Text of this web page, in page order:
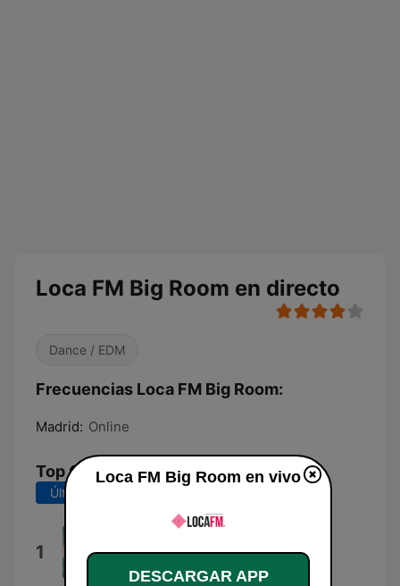
Loca FM Big Room en directo
Dance / EDM
Frecuencias Loca FM Big Room:
Madrid: Online
Top Canciones
Últimos 7 días
1
Loca FM Big Room en vivo
DESCARGAR APP